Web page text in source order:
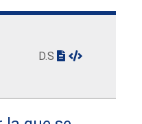
D.S